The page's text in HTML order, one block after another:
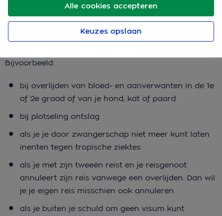
Je recht op vergoeding
annuleringsverzekering
Bijvoorbeeld:
bij overlijden van bloed- en aanverwanten in de 1e
of 2e graad of van je hond, kat of paard
bij plotseling ontslag
als je je door zwangerschap niet meer kunt laten
inenten tegen tropische ziektes
als je met zijn tweeën reist en je reisgenoot
annuleert zijn reis vanwege een overlijden. Dan wil
je je eigen reis misschien ook annuleren
als je buiten je schuld om geen visum kunt
Alle cookies accepteren
Keuzes opslaan